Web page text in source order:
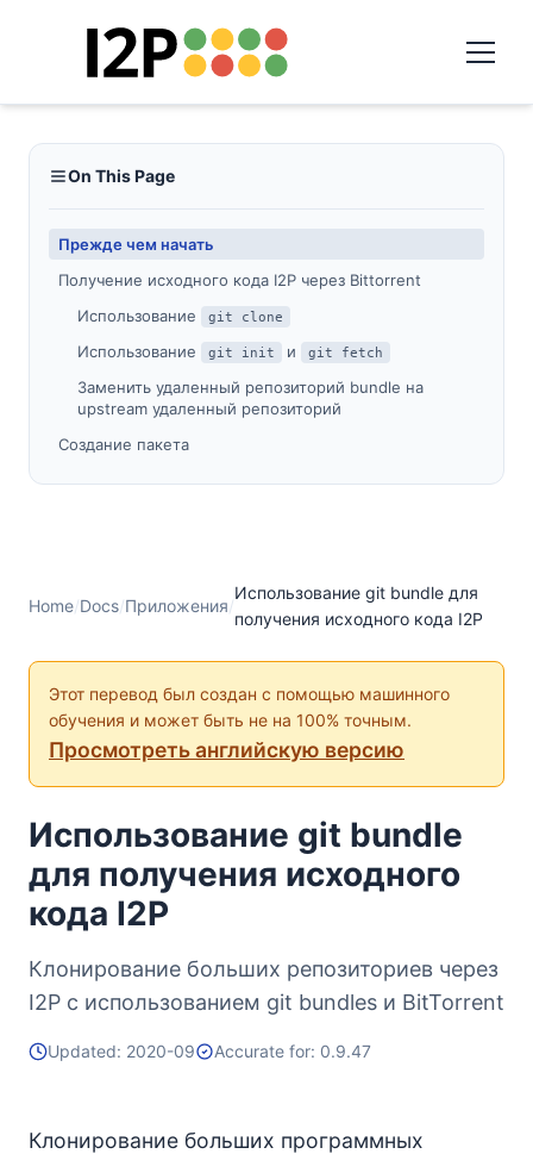
On This Page
Прежде чем начать
Получение исходного кода I2P через Bittorrent
Использование
git clone
Использование git init и git fetch
Заменить удаленный репозиторий bundle на
upstream удаленный репозиторий
Создание пакета
Home/Docs/Приложения/
Использование git bundle для
получения исходного кода I2P
Этот перевод был создан с помощью машинного
обучения и может быть не на 100% точным.
Просмотреть английскую версию
Использование git bundle
для получения исходного
кода I2P
Клонирование больших репозиториев через
I2P с использованием git bundles и BitTorrent
Updated: 2020-09 Accurate for: 0.9.47
Клонирование больших программных